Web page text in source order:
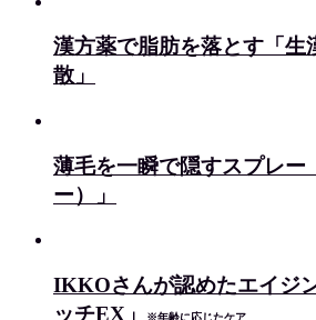
漢方薬で脂肪を落とす「
散」
薄毛を一瞬で隠すスプレー
ー）」
IKKOさんが認めたエイジ
ッチEX」
※年齢に応じたケア